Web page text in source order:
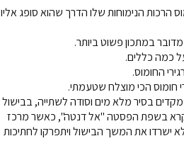
הרכות הנימוחות שלו הדרך שהוא סופג אליו
במתכון פשוט ביותר.
כמה כללים.
החומוס.
חומוס הכי מוצלח שטעמתי.
בסיר מלא מים וסודה לשתייה, בבישול
בשפת הפסטה "אל דנטה", כאשר מרכז
ישרדו את המשך הבישול ויתפרקו לחתיכות